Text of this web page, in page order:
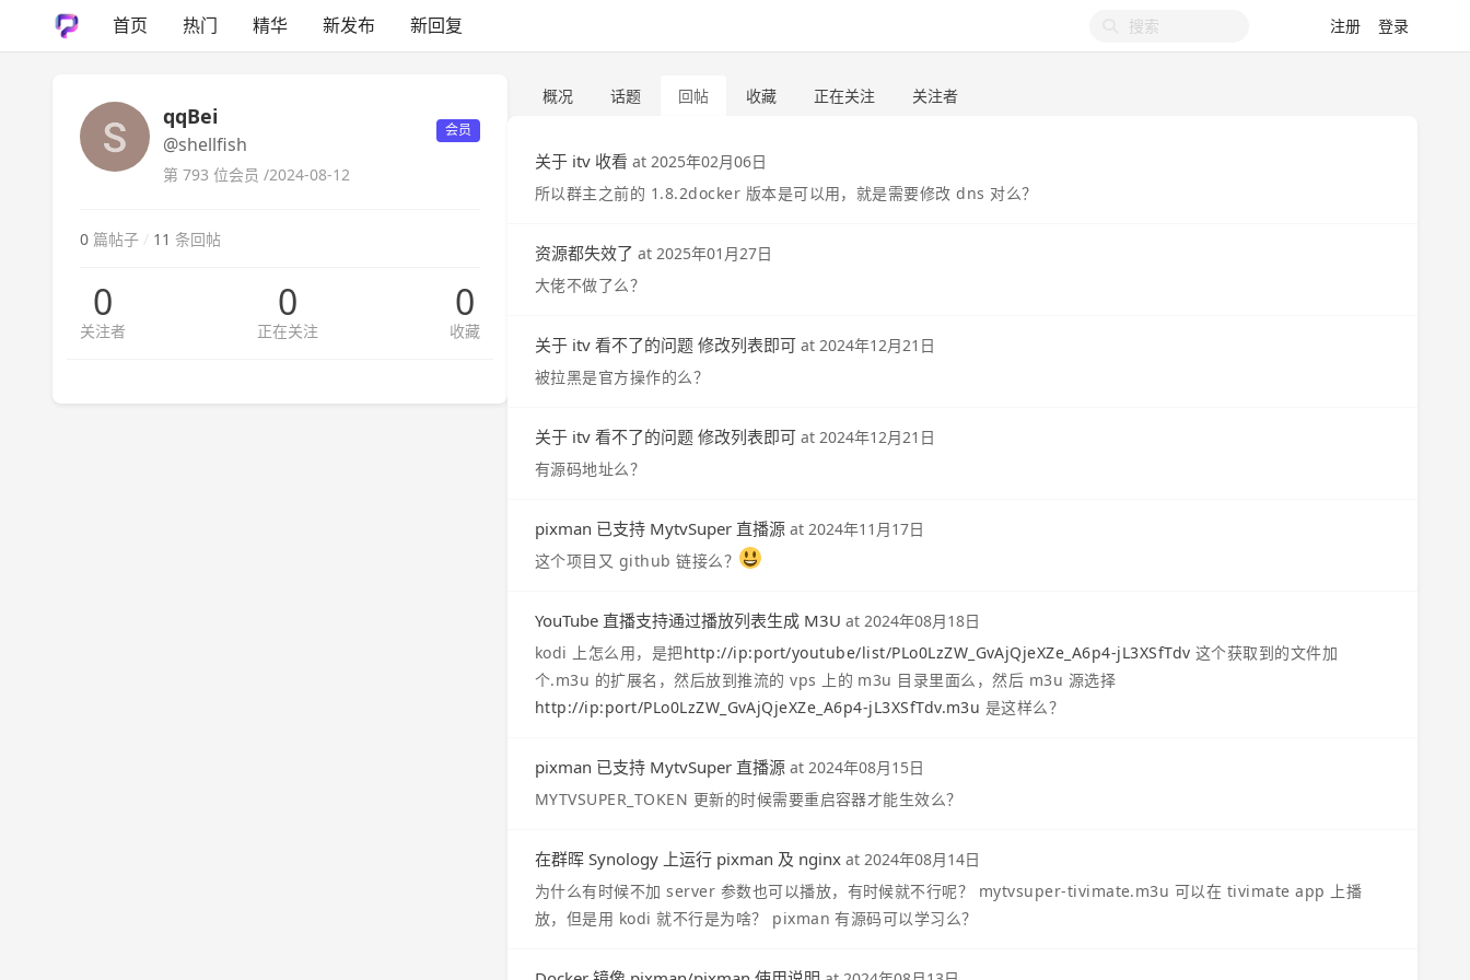
首页 热门 精华 新发布 新回复 注册 登录
qqBei
@shellfish
会员
第 793 位会员 /2024-08-12
0 篇帖子 / 11 条回帖
0
关注者
0
正在关注
0
收藏
概况 话题 回帖 收藏 正在关注 关注者
关于 itv 收看 at 2025年02月06日
所以群主之前的 1.8.2docker 版本是可以用，就是需要修改 dns 对么？
资源都失效了 at 2025年01月27日
大佬不做了么？
关于 itv 看不了的问题 修改列表即可 at 2024年12月21日
被拉黑是官方操作的么？
关于 itv 看不了的问题 修改列表即可 at 2024年12月21日
有源码地址么？
pixman 已支持 MytvSuper 直播源 at 2024年11月17日
这个项目又 github 链接么？
YouTube 直播支持通过播放列表生成 M3U at 2024年08月18日
kodi 上怎么用，是把http://ip:port/youtube/list/PLo0LzZW_GvAjQjeXZe_A6p4-jL3XSfTdv 这个获取到的文件加
个.m3u 的扩展名，然后放到推流的 vps 上的 m3u 目录里面么，然后 m3u 源选择
http://ip:port/PLo0LzZW_GvAjQjeXZe_A6p4-jL3XSfTdv.m3u 是这样么？
pixman 已支持 MytvSuper 直播源 at 2024年08月15日
MYTVSUPER_TOKEN 更新的时候需要重启容器才能生效么？
在群晖 Synology 上运行 pixman 及 nginx at 2024年08月14日
为什么有时候不加 server 参数也可以播放，有时候就不行呢？ mytvsuper-tivimate.m3u 可以在 tivimate app 上播
放，但是用 kodi 就不行是为啥？ pixman 有源码可以学习么？